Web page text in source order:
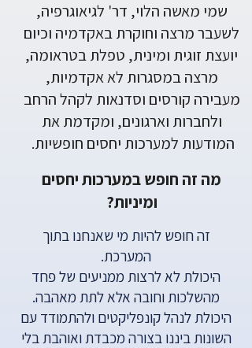
שמי מאשה הלוי, דר' לגיאוגרפיה,
לשעבר מרצה וחוקרת באקדמיה וכיום
יועצת זוגית ומינית, טפלת בטראומה,
מרצה במסגרות לא אקדמיות,
מעבירה קורסים וסדנאות לקהל הרחב
ולחברות וארגונים, ומקדמת את
המודעות למערכות יחסים חופשיות.
מה זה חופש במערכות יחסים
ומיניות?
זה חופש להיות מי שאנחנו בתוך
המערכת.
היכולת לא לרצות ממניעים של פחד
מהשלכות וחובה אלא לתת מאהבה.
היכולת לנהל קונפליקטים ולהתמודד עם
השונות ביננו בצורה מכבדת ואוהבת בלי